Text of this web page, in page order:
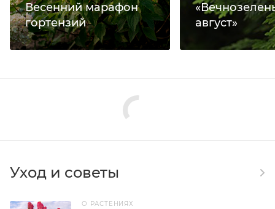
Весенний марафон
гортензий
август»
Уход и советы
О РАСТЕНИЯХ